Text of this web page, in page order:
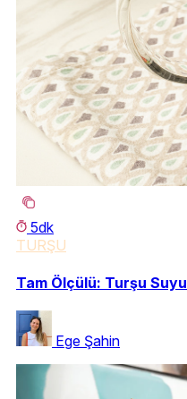
5dk
TURŞU
Tam Ölçülü: Turşu Suyu
Ege Şahin